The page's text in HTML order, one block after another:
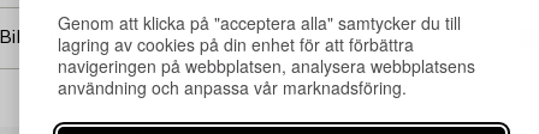
Genom att klicka på "acceptera alla" samtycker du till
lagring av cookies på din enhet för att förbättra
navigeringen på webbplatsen, analysera webbplatsens
användning och anpassa vår marknadsföring.
Bildrättigheter